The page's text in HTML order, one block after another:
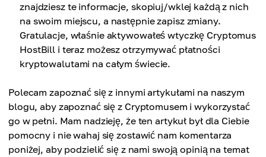
znajdziesz te informacje, skopiuj/wklej każdą z nich
na swoim miejscu, a następnie zapisz zmiany.
Gratulacje, właśnie aktywowałeś wtyczkę Cryptomus
HostBill i teraz możesz otrzymywać płatności
kryptowalutami na całym świecie.
Polecam zapoznać się z innymi artykułami na naszym
blogu, aby zapoznać się z Cryptomusem i wykorzystać
go w pełni. Mam nadzieję, że ten artykuł był dla Ciebie
pomocny i nie wahaj się zostawić nam komentarza
poniżej, aby podzielić się z nami swoją opinią na temat